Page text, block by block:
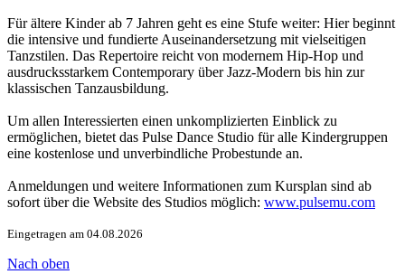
Für ältere Kinder ab 7 Jahren geht es eine Stufe weiter: Hier beginnt
die intensive und fundierte Auseinandersetzung mit vielseitigen
Tanzstilen. Das Repertoire reicht von modernem Hip-Hop und
ausdrucksstarkem Contemporary über Jazz-Modern bis hin zur
klassischen Tanzausbildung.
Um allen Interessierten einen unkomplizierten Einblick zu
ermöglichen, bietet das Pulse Dance Studio für alle Kindergruppen
eine kostenlose und unverbindliche Probestunde an.
Anmeldungen und weitere Informationen zum Kursplan sind ab
sofort über die Website des Studios möglich: www.pulsemu.com
Eingetragen am 04.08.2026
Nach oben